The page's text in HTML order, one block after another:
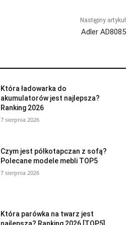
Następny artykuł
Adler AD8085
Która ładowarka do
akumulatorów jest najlepsza?
Ranking 2026
7 sierpnia 2026
Czym jest półkotapczan z sofą?
Polecane modele mebli TOP5
7 sierpnia 2026
Która parówka na twarz jest